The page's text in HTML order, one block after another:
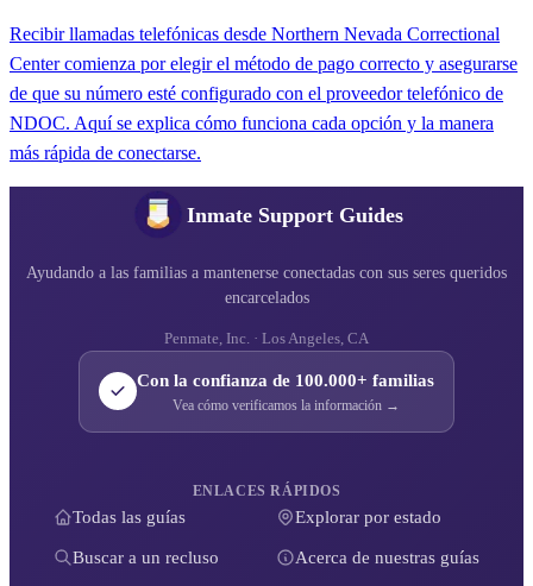
Recibir llamadas telefónicas desde Northern Nevada Correctional
Center comienza por elegir el método de pago correcto y asegurarse
de que su número esté configurado con el proveedor telefónico de
NDOC. Aquí se explica cómo funciona cada opción y la manera
más rápida de conectarse.
Inmate Support Guides
Ayudando a las familias a mantenerse conectadas con sus seres queridos
encarcelados
Penmate, Inc. · Los Angeles, CA
Con la confianza de 100.000+ familias
Vea cómo verificamos la información →
ENLACES RÁPIDOS
Todas las guías Explorar por estado
Buscar a un recluso Acerca de nuestras guías